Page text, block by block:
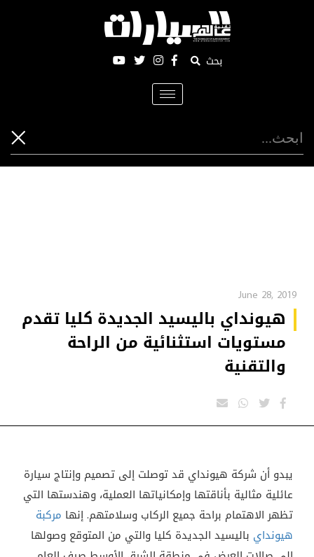
بحث
Toggle
navigation
June 28, 2019
هيونداي باليسيد الجديدة كليا تقدم
مستويات استثنائية من الراحة
والتقنية
يبدو أن شركة هيونداي قد توصلت إلى تصميم وإنتاج سيارة
عائلية مثالية بأناقتها وإمكانياتها العملية، وهندستها التي
تظهر الاهتمام براحة جميع الركاب وسلامتهم. إنها مركبة
هيونداي باليسيد الجديدة كليا والتي من المتوقع وصولها